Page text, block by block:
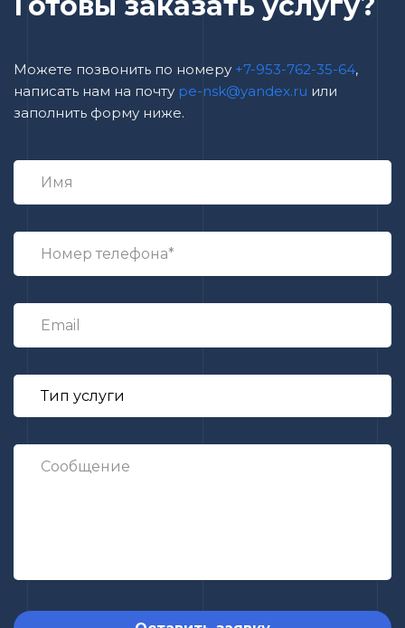
Можете позвонить по номеру +7-953-762-35-64,
написать нам на почту pe-nsk@yandex.ru или
заполнить форму ниже.